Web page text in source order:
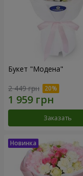
Букет "Модена"
2 449 грн
Заказать